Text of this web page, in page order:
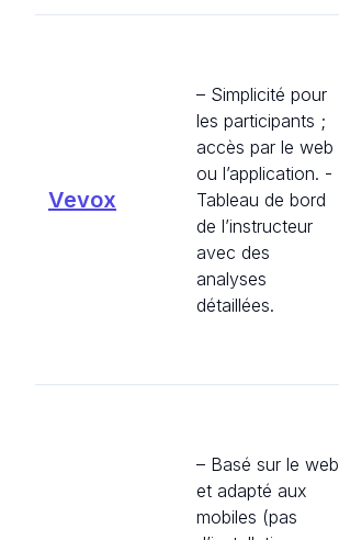
Vevox
– Simplicité pour
les participants ;
accès par le web
ou l’application. -
Tableau de bord
de l’instructeur
avec des
analyses
détaillées.
– Basé sur le web
et adapté aux
mobiles (pas